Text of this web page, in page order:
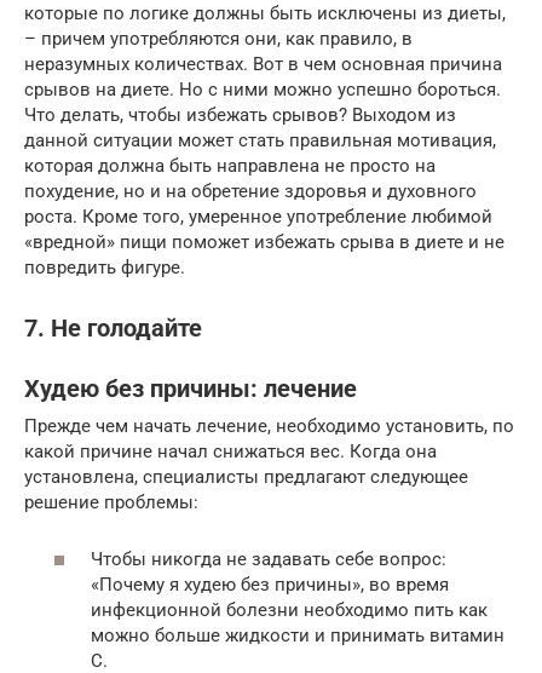
которые по логике должны быть исключены из диеты,
– причем употребляются они, как правило, в
неразумных количествах. Вот в чем основная причина
срывов на диете. Но с ними можно успешно бороться.
Что делать, чтобы избежать срывов? Выходом из
данной ситуации может стать правильная мотивация,
которая должна быть направлена не просто на
похудение, но и на обретение здоровья и духовного
роста. Кроме того, умеренное употребление любимой
«вредной» пищи поможет избежать срыва в диете и не
повредить фигуре.
7. Не голодайте
Худею без причины: лечение
Прежде чем начать лечение, необходимо установить, по
какой причине начал снижаться вес. Когда она
установлена, специалисты предлагают следующее
решение проблемы:
Чтобы никогда не задавать себе вопрос:
«Почему я худею без причины», во время
инфекционной болезни необходимо пить как
можно больше жидкости и принимать витамин
С.